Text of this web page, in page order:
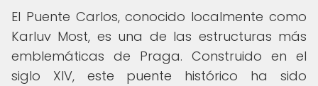
El Puente Carlos, conocido localmente como
Karluv Most, es una de las estructuras más
emblemáticas de Praga. Construido en el
siglo XIV, este puente histórico ha sido